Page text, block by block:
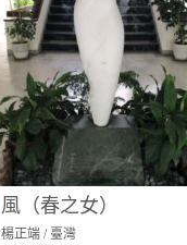
風（春之女）
楊正端 / 臺灣